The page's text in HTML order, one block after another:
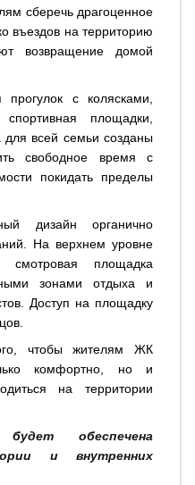
сберечь драгоценное
въездов на территорию
возвращение домой
с колясками,
площадки,
всей семьи созданы
свободное время с
покидать пределы
дизайн органично
На верхнем уровне
площадка
зонами отдыха и
Доступ на площадку
чтобы жителям ЖК
комфортно, но и
на территории
обеспечена
и внутренних